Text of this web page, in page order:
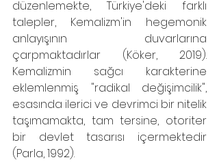
düzenlemekte, Türkiye'deki farklı
talepler, Kemalizm'in hegemonik
anlayışının duvarlarına
çarpmaktadırlar (Köker, 2019).
Kemalizmin sağcı karakterine
eklemlenmiş "radikal değişimcilik",
esasında ilerici ve devrimci bir nitelik
taşımamakta, tam tersine, otoriter
bir devlet tasarısı içermektedir
(Parla, 1992).